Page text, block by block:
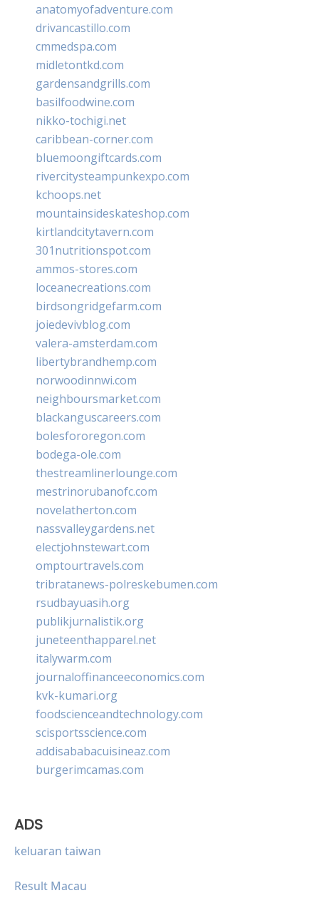
anatomyofadventure.com
drivancastillo.com
cmmedspa.com
midletontkd.com
gardensandgrills.com
basilfoodwine.com
nikko-tochigi.net
caribbean-corner.com
bluemoongiftcards.com
rivercitysteampunkexpo.com
kchoops.net
mountainsideskateshop.com
kirtlandcitytavern.com
301nutritionspot.com
ammos-stores.com
loceanecreations.com
birdsongridgefarm.com
joiedevivblog.com
valera-amsterdam.com
libertybrandhemp.com
norwoodinnwi.com
neighboursmarket.com
blackanguscareers.com
bolesfororegon.com
bodega-ole.com
thestreamlinerlounge.com
mestrinorubanofc.com
novelatherton.com
nassvalleygardens.net
electjohnstewart.com
omptourtravels.com
tribratanews-polreskebumen.com
rsudbayuasih.org
publikjurnalistik.org
juneteenthapparel.net
italywarm.com
journaloffinanceeconomics.com
kvk-kumari.org
foodscienceandtechnology.com
scisportsscience.com
addisababacuisineaz.com
burgerimcamas.com
ADS
keluaran taiwan
Result Macau